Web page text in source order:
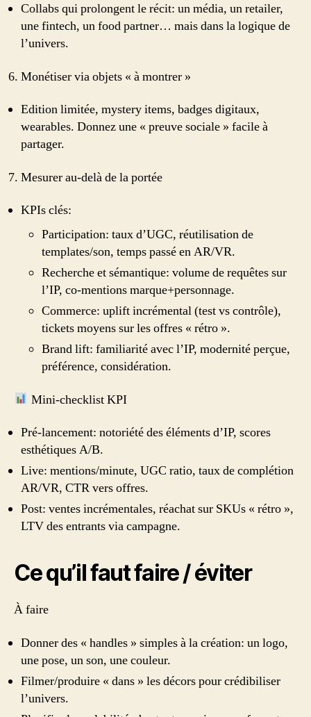
Collabs qui prolongent le récit: un média, un retailer,
une fintech, un food partner… mais dans la logique de
l’univers.
Monétiser via objets « à montrer »
Edition limitée, mystery items, badges digitaux,
wearables. Donnez une « preuve sociale » facile à
partager.
Mesurer au-delà de la portée
KPIs clés:
Participation: taux d’UGC, réutilisation de
templates/son, temps passé en AR/VR.
Recherche et sémantique: volume de requêtes sur
l’IP, co-mentions marque+personnage.
Commerce: uplift incrémental (test vs contrôle),
tickets moyens sur les offres « rétro ».
Brand lift: familiarité avec l’IP, modernité perçue,
préférence, considération.
Mini-checklist KPI
Pré-lancement: notoriété des éléments d’IP, scores
esthétiques A/B.
Live: mentions/minute, UGC ratio, taux de complétion
AR/VR, CTR vers offres.
Post: ventes incrémentales, réachat sur SKUs « rétro »,
LTV des entrants via campagne.
Ce qu’il faut faire / éviter
À faire
Donner des « handles » simples à la création: un logo,
une pose, un son, une couleur.
Filmer/produire « dans » les décors pour crédibiliser
l’univers.